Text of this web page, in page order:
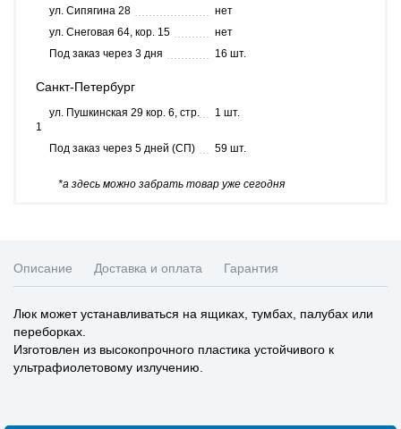
ул. Сипягина 28
нет
ул. Снеговая 64, кор. 15
нет
Под заказ через 3 дня
16 шт.
Санкт-Петербург
ул. Пушкинская 29 кор. 6, стр.
1
1 шт.
Под заказ через 5 дней (СП) 59 шт.
*а здесь можно забрать товар уже сегодня
Описание Доставка и оплата Гарантия
Люк может устанавливаться на ящиках, тумбах, палубах или
переборках.
Изготовлен из высокопрочного пластика устойчивого к
ультрафиолетовому излучению.